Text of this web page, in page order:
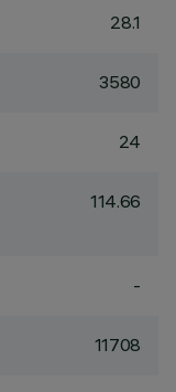
28.1
3580
24
114.66
-
11708